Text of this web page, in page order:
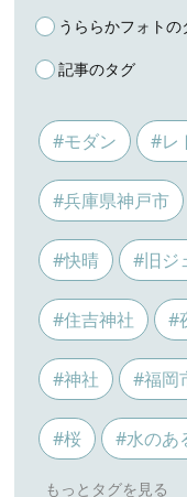
うららかフォトの
記事のタグ
#モダン #レ
#兵庫県神戸市
#快晴 #旧ジ
#住吉神社 #
#神社 #福岡
#桜 #水のあ